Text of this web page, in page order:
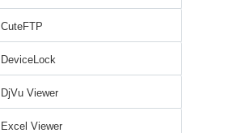
CuteFTP
DeviceLock
DjVu Viewer
Excel Viewer